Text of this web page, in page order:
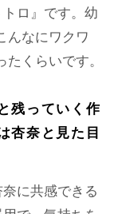
ロ』です。幼
んなにワクワ
くらいです。
残っていく作
杏奈と見た目
に共感できる